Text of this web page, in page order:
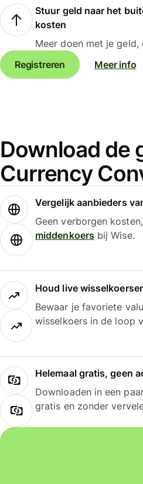
Stuur geld naar het
kosten
Meer doen met je
Registreren
Meer info
Download de
Currency
Vergelijk aanbieders
Geen verborgen
middenkoersbij Wise.
Houd live
Bewaar je favoriete
wisselkoers in de loop
Helemaal gratis, geen
Downloaden in een
gratis en zonder